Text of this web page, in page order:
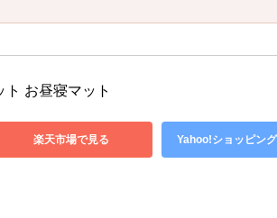
ト お昼寝マット
楽天市場で見る Yahoo!ショッピン